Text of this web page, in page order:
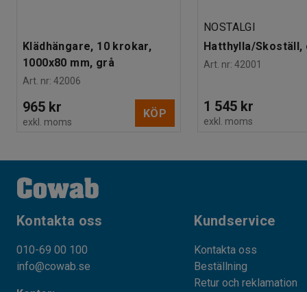
Klädhängare, 10 krokar,
1000x80 mm, grå
Art. nr: 42006
965 kr
exkl. moms
KÖP
NOSTALGI
Hatthylla/Skoställ,
Art. nr: 42001
1 545 kr
exkl. moms
Kontakta oss
010-69 00 100
info@cowab.se
Kundservice
Kontakta oss
Beställning
Retur och reklamation